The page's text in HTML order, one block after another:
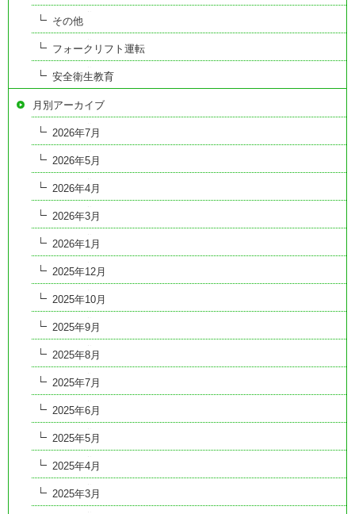
その他
フォークリフト運転
安全衛生教育
月別アーカイブ
2026年7月
2026年5月
2026年4月
2026年3月
2026年1月
2025年12月
2025年10月
2025年9月
2025年8月
2025年7月
2025年6月
2025年5月
2025年4月
2025年3月